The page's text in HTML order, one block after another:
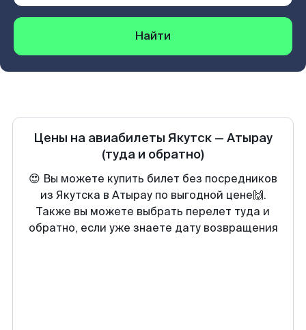
Найти
Цены на авиабилеты Якутск — Атырау
(туда и обратно)
😍 Вы можете купить билет без посредников
из Якутска в Атырау по выгодной цене🙌.
Также вы можете выбрать перелет туда и
обратно, если уже знаете дату возвращения